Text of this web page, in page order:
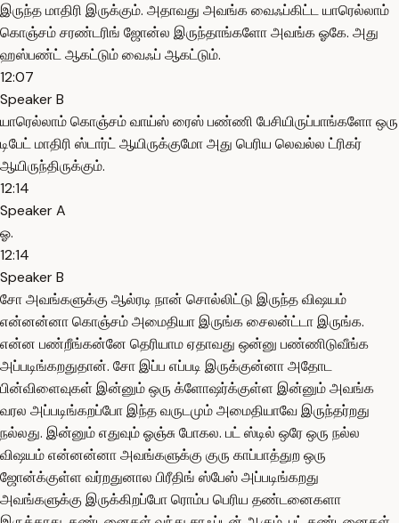
இருந்த மாதிரி இருக்கும். அதாவது அவங்க வைஃப்கிட்ட யாரெல்லாம்
கொஞ்சம் சரண்டரிங் ஜோன்ல இருந்தாங்களோ அவங்க ஓகே. அது
ஹஸ்பண்ட் ஆகட்டும் வைஃப் ஆகட்டும்.
12:07
Speaker B
யாரெல்லாம் கொஞ்சம் வாய்ஸ் ரைஸ் பண்ணி பேசியிருப்பாங்களோ ஒரு
டிபேட் மாதிரி ஸ்டார்ட் ஆயிருக்குமோ அது பெரிய லெவல்ல ட்ரிகர்
ஆயிருந்திருக்கும்.
12:14
Speaker A
ஓ.
12:14
Speaker B
சோ அவங்களுக்கு ஆல்ரடி நான் சொல்லிட்டு இருந்த விஷயம்
என்னன்னா கொஞ்சம் அமைதியா இருங்க சைலன்ட்டா இருங்க.
என்ன பண்றீங்கன்னே தெரியாம ஏதாவது ஒன்னு பண்ணிடுவீங்க
அப்படிங்கறதுதான். சோ இப்ப எப்படி இருக்குன்னா அதோட
பின்விளைவுகள் இன்னும் ஒரு க்ளோஷர்க்குள்ள இன்னும் அவங்க
வரல அப்படிங்கறப்போ இந்த வருடமும் அமைதியாவே இருந்தர்றது
நல்லது. இன்னும் எதுவும் ஓஞ்சு போகல. பட் ஸ்டில் ஒரே ஒரு நல்ல
விஷயம் என்னன்னா அவங்களுக்கு குரு காப்பாத்துற ஒரு
ஜோன்க்குள்ள வர்றதுனால பிரீதிங் ஸ்பேஸ் அப்படிங்கறது
அவங்களுக்கு இருக்கிறப்போ ரொம்ப பெரிய தண்டனைகளா